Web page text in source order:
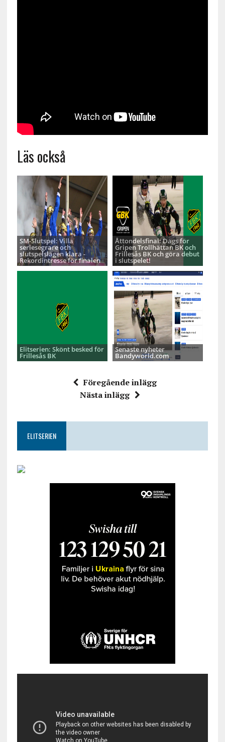
Läs också
SM-Slutspel: Villa
seriesegrare och
slutspelslagen klara -
Rekordintresse för finalen
Åttondelsfinal: Dags för
Gripen Trollhättan BK och
Frillesås BK och göra debut
i slutspelet!
Elitserien: Skönt besked för
Frillesås BK
Senaste nyheter
Bandyworld.com
Föregående inlägg
Nästa inlägg
ELITSERIEN